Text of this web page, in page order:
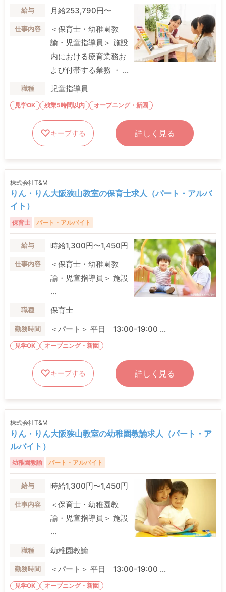
給与 月給253,790円〜
仕事内容
＜保育士・幼稚園教
諭・児童指導員＞ 施設
内における療育業務お
よび付帯する業務 ・ ...
職種 児童指導員
見学OK 残業5時間以内 オープニング・新園
キープする 詳しく見る
株式会社T&M
りん・りん大阪狭山教室の保育士求人（パート・アルバ
イト）
保育士 パート・アルバイト
給与 時給1,300円〜1,450円
仕事内容
＜保育士・幼稚園教
諭・児童指導員＞ 施設
...
職種 保育士
勤務時間 ＜パート＞ 平日 13:00-19:00 ...
見学OK オープニング・新園
キープする 詳しく見る
株式会社T&M
りん・りん大阪狭山教室の幼稚園教諭求人（パート・ア
ルバイト）
幼稚園教諭 パート・アルバイト
給与 時給1,300円〜1,450円
仕事内容
＜保育士・幼稚園教
諭・児童指導員＞ 施設
...
職種 幼稚園教諭
勤務時間 ＜パート＞ 平日 13:00-19:00 ...
見学OK オープニング・新園